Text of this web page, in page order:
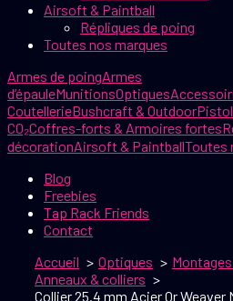
Airsoft & Paintball
Répliques de poing
Toutes nos marques
Armes de poingArmes
d’épauleMunitionsOptiques
CoutellerieBushcraft & Outdoor
CO₂Coffres-forts & Armoires fortes
décorationAirsoft & PaintballToutes
Blog
Freebies
Tap Rack Friends
Contact
Accueil
Optiques
Anneaux & colliers
Collier 25.4 mm Acier Qr Weaver